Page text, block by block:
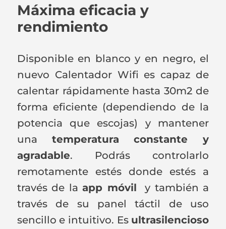
Máxima eficacia y
rendimiento
Disponible en blanco y en negro, el
nuevo Calentador Wifi es capaz de
calentar rápidamente hasta 30m2 de
forma eficiente (dependiendo de la
potencia que escojas) y mantener
una temperatura constante y
agradable. Podrás controlarlo
remotamente estés donde estés a
través de laapp móvil y también a
través de su panel táctil de uso
sencillo e intuitivo. Es ultrasilencioso